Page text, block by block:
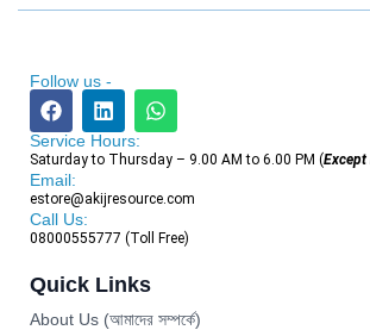
Follow us -
Service Hours:
Saturday to Thursday – 9.00 AM to 6.00 PM (
Email:
estore@akijresource.com
Call Us:
08000555777 (Toll Free)
Quick Links
About Us (আমাদের সম্পর্কে)